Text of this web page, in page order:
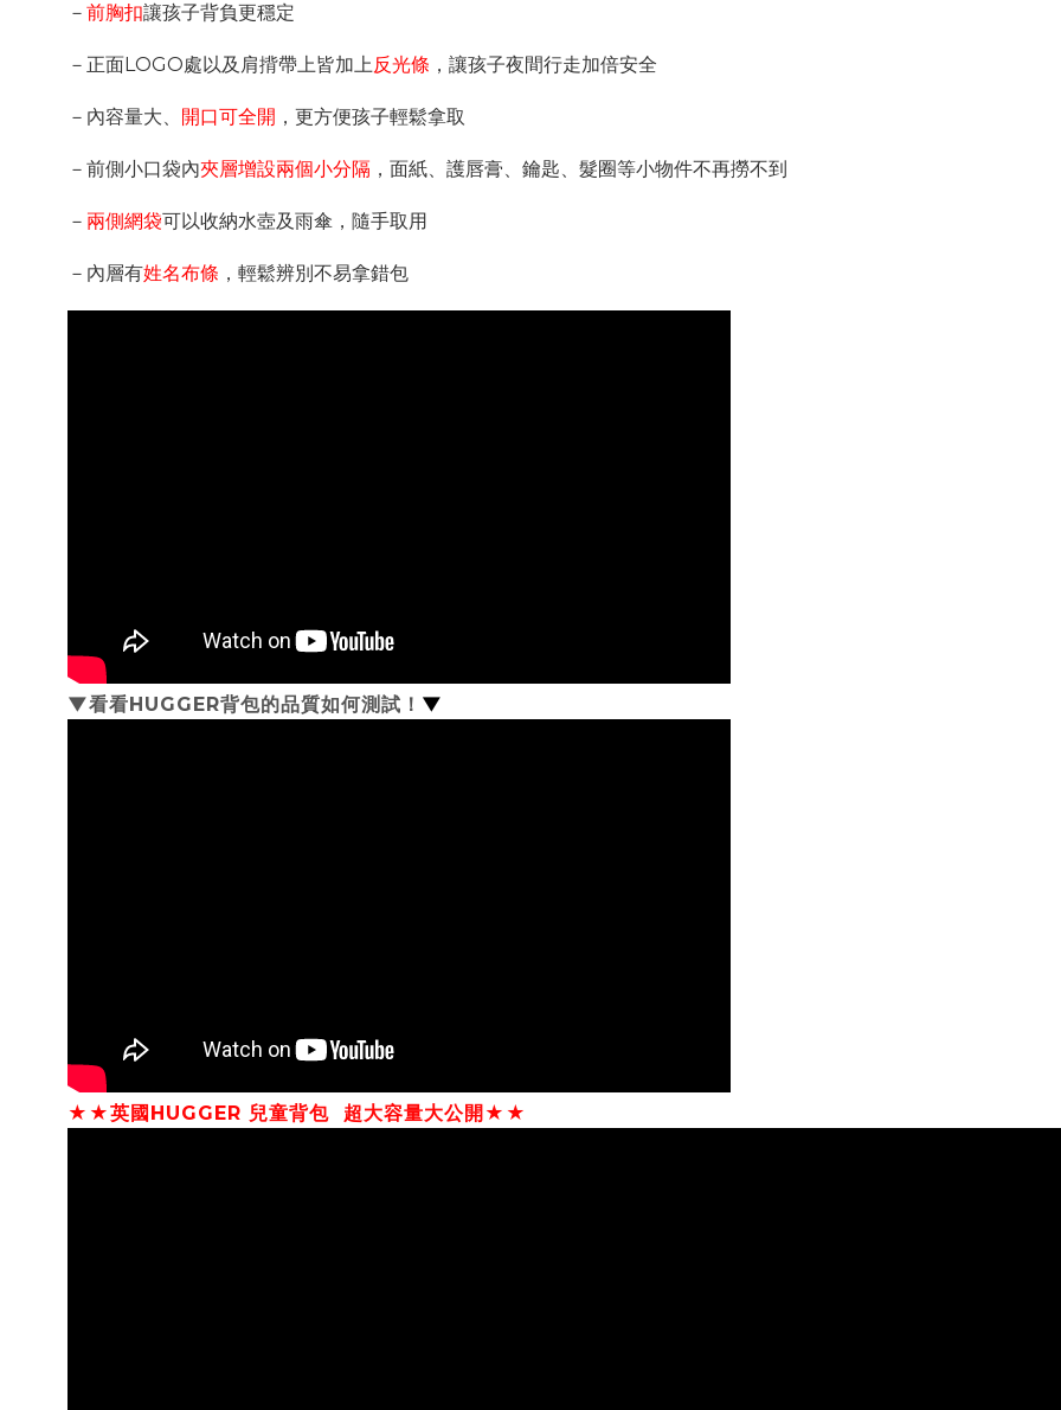
－ 前胸扣讓孩子背負更穩定
－正面LOGO處以及肩揹帶上皆加上反光條 ，讓孩子夜間行走加倍安全
－ 內容量大、 開口可全開 ， 更方便孩子輕鬆拿取
－前側小口袋內夾層增設兩個小分隔 ，面紙、護唇膏、鑰匙、髮圈等小物件不再撈不到
－ 兩側網袋可以收納水壺及雨傘，隨手取用
－內層有姓名布條 ，輕鬆辨別不易拿錯包
▼看看HUGGER背包的品質如何測試！ ▼
★★英國HUGGER 兒童背包 超大容量大公開 ★★